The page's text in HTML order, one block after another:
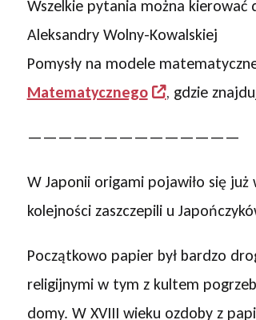
Wszelkie pytania można
Aleksandry Wolny-Kowalskiej
Pomysły na modele
Matematycznego
, gdzie
——————————————
W Japonii origami pojawiło się
kolejności zaszczepili u
Początkowo papier był bardzo
religijnymi w tym z kultem
domy. W XVIII wieku ozdoby z